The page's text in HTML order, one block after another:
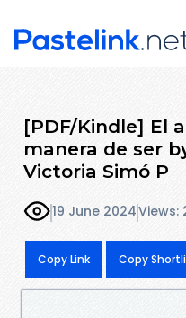
[PDF/Kindle] El
manera de ser
Victoria Simó P
19 June 2024Views:
Copy Link Copy